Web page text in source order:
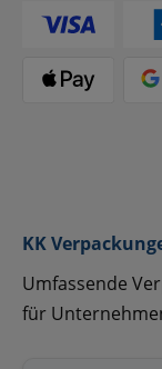
KK
Umfassende
für